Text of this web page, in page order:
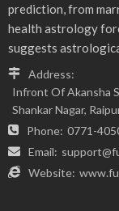
prediction, from
health astrology
suggests
Address:
Infront Of Akansha
Shankar Nagar,
Phone: 0771-
Email:
Website: